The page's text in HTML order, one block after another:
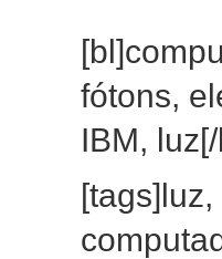
fótons,
IBM,